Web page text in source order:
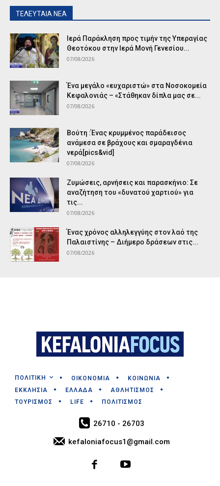
ΤΕΛΕΥΤΑΙΑ ΝΕΑ
Ιερά Παράκληση προς τιμήν της Υπεραγίας
Θεοτόκου στην Ιερά Μονή Γενεσίου...
07/08/2026
Ένα μεγάλο «ευχαριστώ» στα Νοσοκομεία
Κεφαλονιάς – «Στάθηκαν δίπλα μας σε...
07/08/2026
Βούτη :Ένας κρυμμένος παράδεισος
ανάμεσα σε βράχους και σμαραγδένια
νερά[pics&vid]
07/08/2026
Ζυμώσεις, αρνήσεις και παρασκήνιο: Σε
αναζήτηση του «δυνατού χαρτιού» για
τις...
07/08/2026
Ένας χρόνος αλληλεγγύης στον λαό της
Παλαιστίνης – Διήμερο δράσεων στις...
07/08/2026
ΠΟΛΙΤΙΚΗ ΟΙΚΟΝΟΜΙΑ
ΚΟΙΝΩΝΙΑ
ΕΚΚΛΗΣΙΑ
ΕΛΛΑΔΑ
ΑΘΛΗΤΙΣΜΟΣ
ΤΟΥΡΙΣΜΟΣ
LIFE ΠΟΛΙΤΙΣΜΟΣ
26710 - 26703
kefaloniafocus1@gmail.com